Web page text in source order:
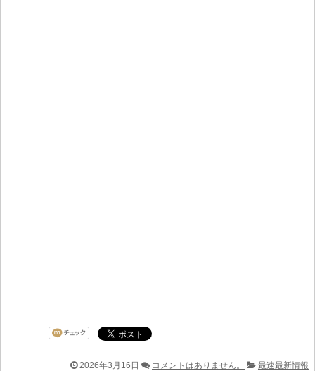
2026年3月16日 コメントはありません。 最速最新情報